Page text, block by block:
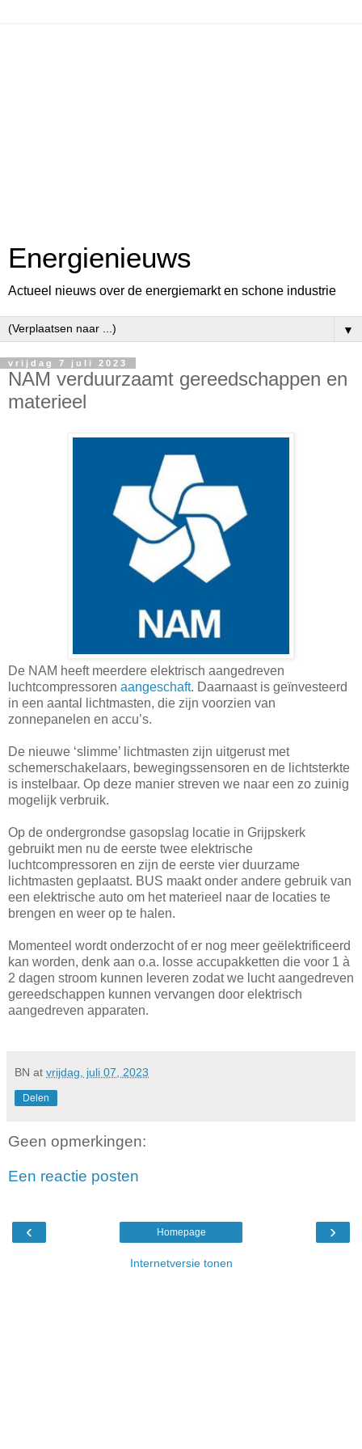
Energienieuws
Actueel nieuws over de energiemarkt en schone industrie
▼
vrijdag 7 juli 2023
NAM verduurzaamt gereedschappen en
materieel
De NAM heeft meerdere elektrisch aangedreven
luchtcompressoren aangeschaft. Daarnaast is geïnvesteerd
in een aantal lichtmasten, die zijn voorzien van
zonnepanelen en accu’s.
De nieuwe ‘slimme’ lichtmasten zijn uitgerust met
schemerschakelaars, bewegingssensoren en de lichtsterkte
is instelbaar. Op deze manier streven we naar een zo zuinig
mogelijk verbruik.
Op de ondergrondse gasopslag locatie in Grijpskerk
gebruikt men nu de eerste twee elektrische
luchtcompressoren en zijn de eerste vier duurzame
lichtmasten geplaatst. BUS maakt onder andere gebruik van
een elektrische auto om het materieel naar de locaties te
brengen en weer op te halen.
Momenteel wordt onderzocht of er nog meer geëlektrificeerd
kan worden, denk aan o.a. losse accupakketten die voor 1 à
2 dagen stroom kunnen leveren zodat we lucht aangedreven
gereedschappen kunnen vervangen door elektrisch
aangedreven apparaten.
BN at vrijdag, juli 07, 2023
Delen
Geen opmerkingen:
Een reactie posten
‹ ›
Homepage
Internetversie tonen